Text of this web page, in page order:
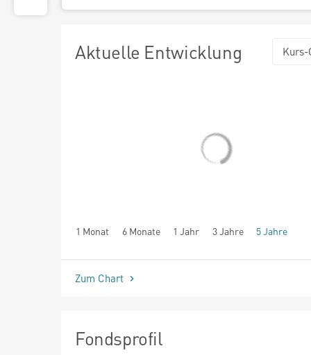
Aktuelle Entwicklung Kurs-
1 Monat 6 Monate 1 Jahr 3 Jahre 5 Jahre
seit Beginn
Zum Chart
Fondsprofil